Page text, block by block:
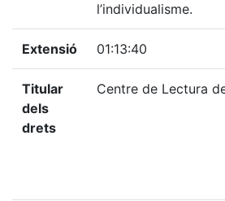
l’individualisme.
Extensió 01:13:40
Titular
dels
drets
Centre de Lectura